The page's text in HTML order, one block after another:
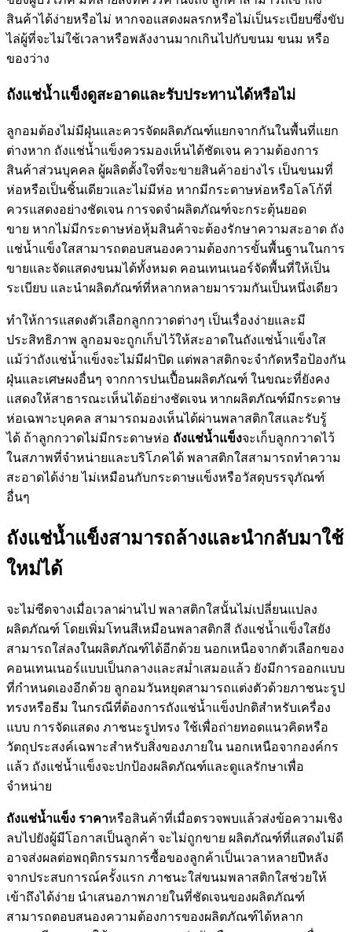
สินค้าได้ง่ายหรือไม่ หากจอแสดงผลรกหรือไม่เป็นระเบียบซึ่งขับ
ไล่ผู้ที่จะไม่ใช้เวลาหรือพลังงานมากเกินไปกับขนม ขนม หรือ
ของว่าง
ถังแช่น้ำแข็งดูสะอาดและรับประทานได้หรือไม่
ลูกอมต้องไม่มีฝุ่นและควรจัดผลิตภัณฑ์แยกจากกันในพื้นที่แยก
ต่างหาก ถังแช่น้ำแข็งควรมองเห็นได้ชัดเจน ความต้องการ
สินค้าส่วนบุคคล ผู้ผลิตตั้งใจที่จะขายสินค้าอย่างไร เป็นขนมที่
ห่อหรือเป็นชิ้นเดียวและไม่มีห่อ หากมีกระดาษห่อหรือโลโก้ที่
ควรแสดงอย่างชัดเจน การจดจำผลิตภัณฑ์จะกระตุ้นยอด
ขาย หากไม่มีกระดาษห่อหุ้มสินค้าจะต้องรักษาความสะอาด ถัง
แช่น้ำแข็งใสสามารถตอบสนองความต้องการขั้นพื้นฐานในการ
ขายและจัดแสดงขนมได้ทั้งหมด คอนเทนเนอร์จัดพื้นที่ให้เป็น
ระเบียบ และนำผลิตภัณฑ์ที่หลากหลายมารวมกันเป็นหนึ่งเดียว
ทำให้การแสดงตัวเลือกลูกกวาดต่างๆ เป็นเรื่องง่ายและมี
ประสิทธิภาพ ลูกอมจะถูกเก็บไว้ให้สะอาดในถังแช่น้ำแข็งใส
แม้ว่าถังแช่น้ำแข็งจะไม่มีฝาปิด แต่พลาสติกจะจำกัดหรือป้องกัน
ฝุ่นและเศษผงอื่นๆ จากการปนเปื้อนผลิตภัณฑ์ ในขณะที่ยังคง
แสดงให้สาธารณะเห็นได้อย่างชัดเจน หากผลิตภัณฑ์มีกระดาษ
ห่อเฉพาะบุคคล สามารถมองเห็นได้ผ่านพลาสติกใสและรับรู้
ได้ ถ้าลูกกวาดไม่มีกระดาษห่อ ถังแช่น้ำแข็งจะเก็บลูกกวาดไว้
ในสภาพที่จำหน่ายและบริโภคได้ พลาสติกใสสามารถทำความ
สะอาดได้ง่าย ไม่เหมือนกับกระดาษแข็งหรือวัสดุบรรจุภัณฑ์
อื่นๆ
ถังแช่น้ำแข็งสามารถล้างและนำกลับมาใช้
ใหม่ได้
จะไม่ซีดจางเมื่อเวลาผ่านไป พลาสติกใสนั้นไม่เปลี่ยนแปลง
ผลิตภัณฑ์ โดยเพิ่มโทนสีเหมือนพลาสติกสี ถังแช่น้ำแข็งใสยัง
สามารถใส่ลงในผลิตภัณฑ์ได้อีกด้วย นอกเหนือจากตัวเลือกของ
คอนเทนเนอร์แบบเป็นกลางและสม่ำเสมอแล้ว ยังมีการออกแบบ
ที่กำหนดเองอีกด้วย ลูกอมวันหยุดสามารถแต่งตัวด้วยภาชนะรูป
ทรงหรือธีม ในกรณีที่ต้องการถังแช่น้ำแข็งปกติสำหรับเครื่อง
แบบ การจัดแสดง ภาชนะรูปทรง ใช้เพื่อถ่ายทอดแนวคิดหรือ
วัตถุประสงค์เฉพาะสำหรับสิ่งของภายใน นอกเหนือจากองค์กร
แล้ว ถังแช่น้ำแข็งจะปกป้องผลิตภัณฑ์และดูแลรักษาเพื่อ
จำหน่าย
ถังแช่น้ำแข็ง ราคาหรือสินค้าที่เมื่อตรวจพบแล้วส่งข้อความเชิง
ลบไปยังผู้มีโอกาสเป็นลูกค้า จะไม่ถูกขาย ผลิตภัณฑ์ที่แสดงไม่ดี
อาจส่งผลต่อพฤติกรรมการซื้อของลูกค้าเป็นเวลาหลายปีหลัง
จากประสบการณ์ครั้งแรก ภาชนะใส่ขนมพลาสติกใสช่วยให้
เข้าถึงได้ง่าย นำเสนอภาพภายในที่ชัดเจนของผลิตภัณฑ์
สามารถตอบสนองความต้องการของผลิตภัณฑ์ได้หลาก